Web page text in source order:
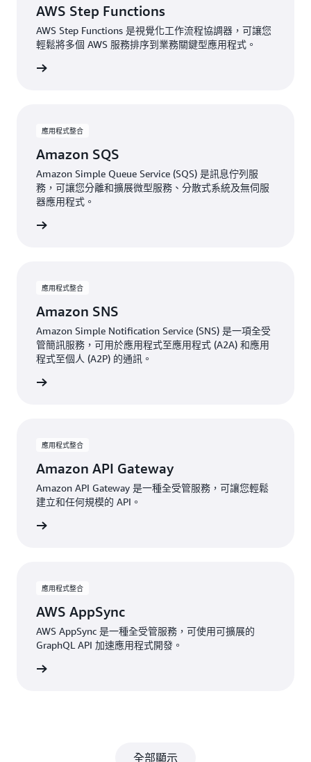
AWS Step Functions
AWS Step Functions 是視覺化工作流程協調器，可讓您
輕鬆將多個 AWS 服務排序到業務關鍵型應用程式。
應用程式整合
Amazon SQS
Amazon Simple Queue Service (SQS) 是訊息佇列服
務，可讓您分離和擴展微型服務、分散式系統及無伺服
器應用程式。
應用程式整合
Amazon SNS
Amazon Simple Notification Service (SNS) 是一項全受
管簡訊服務，可用於應用程式至應用程式 (A2A) 和應用
程式至個人 (A2P) 的通訊。
應用程式整合
Amazon API Gateway
Amazon API Gateway 是一種全受管服務，可讓您輕鬆
建立和任何規模的 API。
應用程式整合
AWS AppSync
AWS AppSync 是一種全受管服務，可使用可擴展的
GraphQL API 加速應用程式開發。
全部顯示